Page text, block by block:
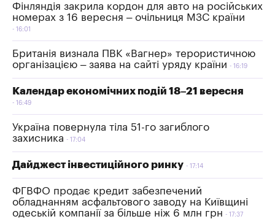
Фінляндія закрила кордон для авто на російських
номерах з 16 вересня – очільниця МЗС країни
16:01
Британія визнала ПВК «Вагнер» терористичною
організацією – заява на сайті уряду країни
16:19
Календар економічних подій 18–21 вересня
16:49
Україна повернула тіла 51-го загиблого
захисника
17:04
Дайджест інвестиційного ринку 17:14
ФГВФО продає кредит забезпечений
обладнанням асфальтового заводу на Київщині
одеській компанії за більше ніж 6 млн грн
17:37